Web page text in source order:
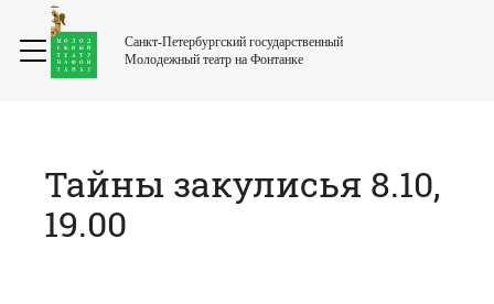
Санкт-Петербургский государственный
Молодежный театр на Фонтанке
Тайны закулисья 8.10,
19.00